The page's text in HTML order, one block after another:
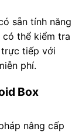
sẵn tính năng
có thể kiểm tra
trực tiếp với
phí.
Box
nâng cấp